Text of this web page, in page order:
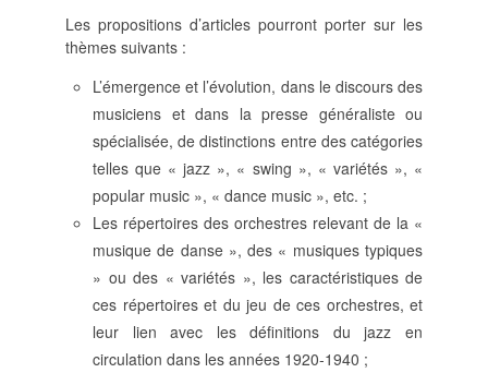
mailchimpfacebook
x instagram
googlelinkedinyoutube
Les propositions d’articles pourront porter sur les
thèmes suivants :
L’émergence et l’évolution, dans le discours des
musiciens et dans la presse généraliste ou
spécialisée, de distinctions entre des catégories
telles que « jazz », « swing », « variétés », «
popular music », « dance music », etc. ;
Les répertoires des orchestres relevant de la «
musique de danse », des « musiques typiques
» ou des « variétés », les caractéristiques de
ces répertoires et du jeu de ces orchestres, et
leur lien avec les définitions du jazz en
circulation dans les années 1920‑1940 ;